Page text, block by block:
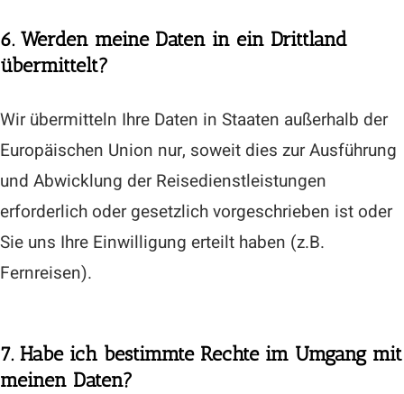
6. Werden meine Daten in ein Drittland
übermittelt?
Wir übermitteln Ihre Daten in Staaten außerhalb der
Europäischen Union nur, soweit dies zur Ausführung
und Abwicklung der Reisedienstleistungen
erforderlich oder gesetzlich vorgeschrieben ist oder
Sie uns Ihre Einwilligung erteilt haben (z.B.
Fernreisen).
7. Habe ich bestimmte Rechte im Umgang mit
meinen Daten?